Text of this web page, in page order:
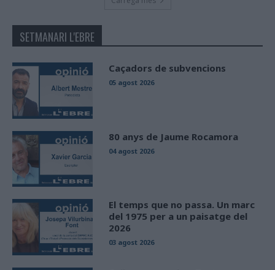
SETMANARI L'EBRE
Caçadors de subvencions
05 agost 2026
80 anys de Jaume Rocamora
04 agost 2026
El temps que no passa. Un marc
del 1975 per a un paisatge del
2026
03 agost 2026